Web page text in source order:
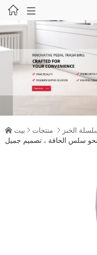
 
 بيت  منتجات  الخبز
سلس الحافة ، تصميم جميل